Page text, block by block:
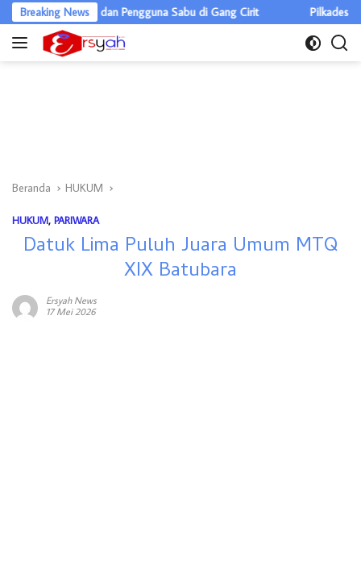
Langsung
ke
Breaking News
Ganja dan Pengguna Sabu di Gang Cirit Pilkades Pulau Rakyat
Beranda HUKUM
HUKUM, PARIWARA
Datuk Lima Puluh Juara Umum MTQ
XIX Batubara
Ersyah News
17 Mei 2026